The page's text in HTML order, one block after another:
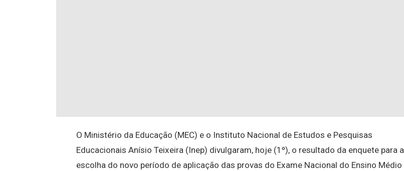
O Ministério da Educação (MEC) e o Instituto Nacional de Estudos e Pesquisas
Educacionais Anísio Teixeira (Inep) divulgaram, hoje (1º), o resultado da enquete para a
escolha do novo período de aplicação das provas do Exame Nacional do Ensino Médio